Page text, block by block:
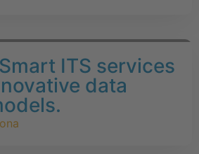
ITS services
data